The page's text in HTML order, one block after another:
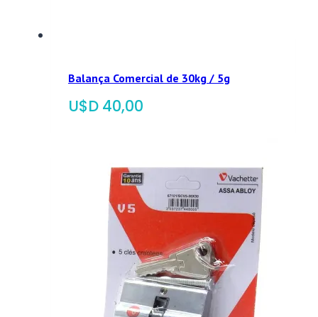
Balança Comercial de 30kg / 5g
$ 40,00